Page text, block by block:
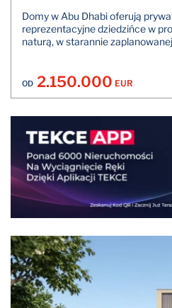
Domy w Abu Dhabi oferują
reprezentacyjne dziedzińce w
naturą, w starannie
OD 2.150.000 EUR